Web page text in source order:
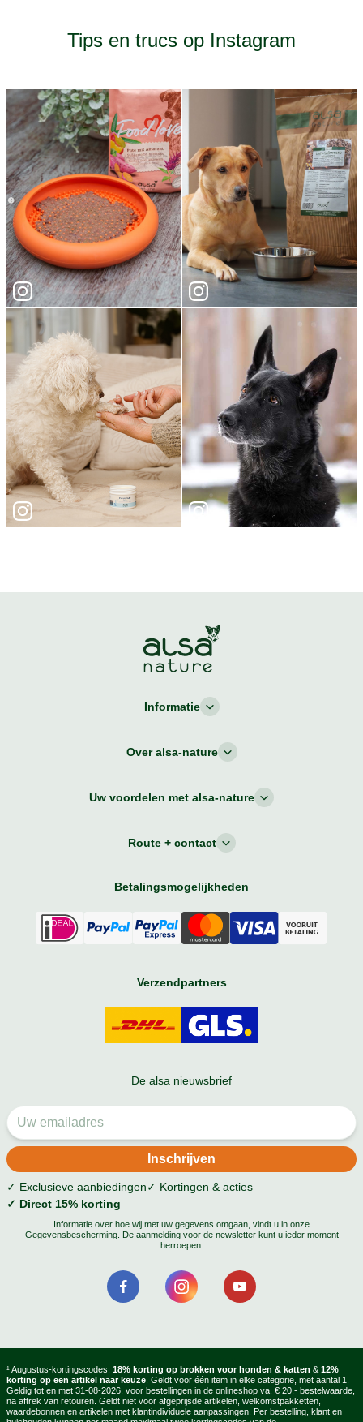
Tips en trucs op Instagram
Informatie
Over alsa-nature
Uw voordelen met alsa-nature
Route + contact
Betalingsmogelijkheden
Verzendpartners
De alsa nieuwsbrief
✓ Exclusieve aanbiedingen✓ Kortingen & acties
✓ Direct 15% korting
Informatie over hoe wij met uw gegevens omgaan, vindt u in onze
Gegevensbescherming. De aanmelding voor de newsletter kunt u ieder moment
herroepen.
¹ Augustus-kortingscodes: 18% korting op brokken voor honden & katten & 12%
korting op een artikel naar keuze . Geldt voor één item in elke categorie, met aantal 1.
Geldig tot en met 31-08-2026, voor bestellingen in de onlineshop va. € 20,- bestelwaarde,
na aftrek van retouren. Geldt niet voor afgeprijsde artikelen, welkomstpakketten,
waardebonnen en artikelen met klantindividuele aanpassingen. Per bestelling, klant en